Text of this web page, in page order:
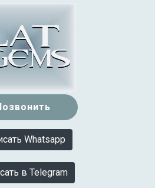
Whatsapp
в Telegram